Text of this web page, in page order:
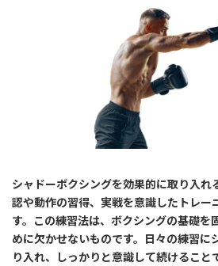
シャドーボクシングを効果的に取り入れ
認や動作の習得、実戦を意識したトレー
す。この練習法は、ボクシングの基礎を
めに欠かせないものです。日々の練習に
り入れ、しっかりと意識して続けること